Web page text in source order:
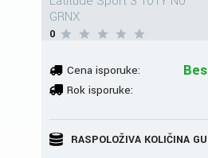
GRNX
0
Cena isporuke:
Rok isporuke:
RASPOLOŽIVA KOLIČINA